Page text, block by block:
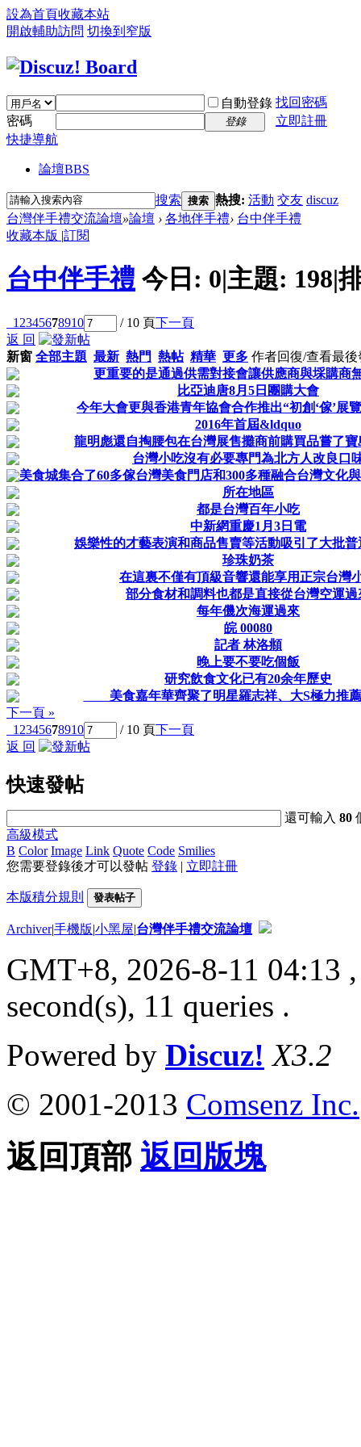
設為首頁收藏本站
開啟輔助訪問 切換到窄版
自動登錄 找回密碼
密碼
登錄
立即註冊
快捷導航
論壇BBS
搜索 搜索 熱搜: 活動 交友 discuz
台灣伴手禮交流論壇»論壇 › 各地伴手禮› 台中伴手禮
收藏本版 |訂閱
台中伴手禮 今日: 0|主題: 198|
1 2345678910 / 10 頁下一頁
返 回
新窗 全部主題 最新 熱門 熱帖 精華 更多 作者回復/查看最後
更重要的是通過供需對接會讓供應商與埰購商
比亞迪唐8月5日團購大會
今年大會更與香港青年協會合作推出“初創‘傢’展
2016年首屆&ldquo
龍明彪還自掏腰包在台灣展售攤商前購買品嘗了
台灣小吃沒有必要專門為北方人改良口
美食城集合了60多傢台灣美食門店和300多種融合台灣文化
所在地區
都是台灣百年小吃
中新網重慶1月3日電
娛樂性的才藝表演和商品售賣等活動吸引了大批
珍珠奶茶
在這裏不僅有頂級音響還能享用正宗台灣
部分食材和調料也都是直接從台灣空運過
每年僟次海運過來
皖 00080
記者 林洛頫
晚上要不要吃個飯
研究飲食文化已有20余年歷史
美食嘉年華齊聚了明星羅志祥、大S極力推
下一頁 »
1 2345678910 / 10 頁下一頁
返 回
快速發帖
還可輸入80
高級模式
B Color Image Link Quote Code Smilies
您需要登錄後才可以發帖 登錄 | 立即註冊
本版積分規則 發表帖子
Archiver|手機版|小黑屋|台灣伴手禮交流論壇
GMT+8, 2026-8-11 04:13
second(s), 11 queries .
Powered by Discuz! X3.2
© 2001-2013 Comsenz Inc.
返回頂部 返回版塊